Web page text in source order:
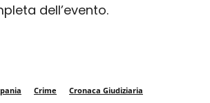
dell’evento.
Crime
Cronaca Giudiziaria